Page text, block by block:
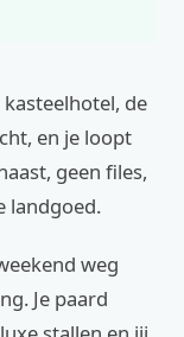
de
en je loopt
geen files,
landgoed.
weg
Je paard